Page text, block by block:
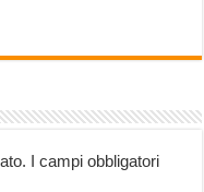
I campi obbligatori